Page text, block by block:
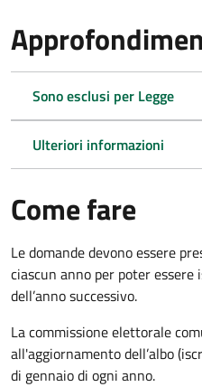
Sono esclusi per Legge
Ulteriori informazioni
Come fare
Le domandedevono essere
ciascun anno per poter essere
dell’anno successivo.
La commissione elettorale
all'aggiornamento dell’albo
di gennaio di ogni anno.